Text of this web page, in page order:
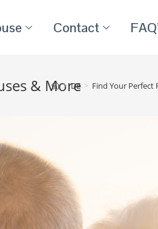
Contact
& More
> DE > Find Your Perfect